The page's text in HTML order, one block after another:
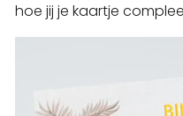
hoe jij je kaartje